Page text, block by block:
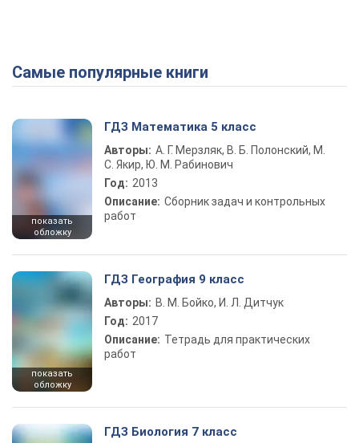
Самые популярные книги
показать
обложку
ГДЗ Математика 5 класс
Авторы: А. Г. Мерзляк, В. Б. Полонский, М.
С. Якир, Ю. М. Рабинович
Год: 2013
Описание: Сборник задач и контрольных
работ
показать
обложку
ГДЗ География 9 класс
Авторы: В. М. Бойко, И. Л. Дитчук
Год: 2017
Описание: Тетрадь для практических
работ
ГДЗ Биология 7 класс